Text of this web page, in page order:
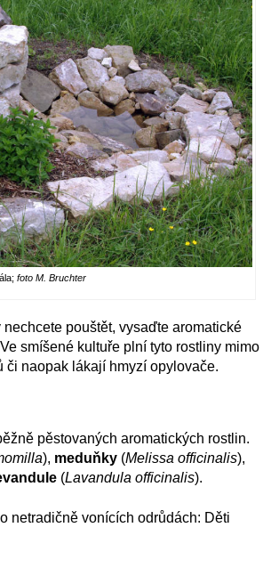
foto M. Bruchter
pouštět, vysaďte aromatické
smíšené kultuře plní tyto rostliny mimo
naopak lákají hmyzí opylovače.
pěstovaných aromatických rostlin.
), meduňky (Melissa officinalis),
(Lavandula officinalis).
netradičně vonících odrůdách: Děti